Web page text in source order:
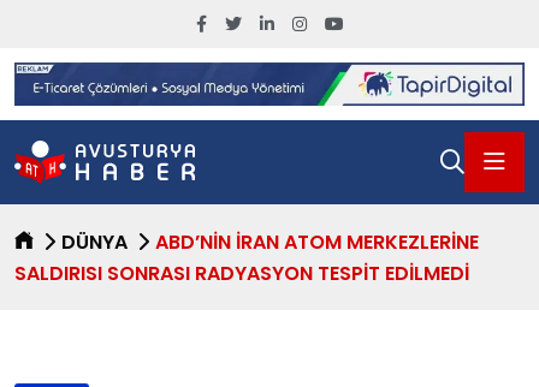
DÜNYA
ABD’NIN İRAN ATOM MERKEZLERINE
SALDIRISI SONRASI RADYASYON TESPIT EDILMEDI